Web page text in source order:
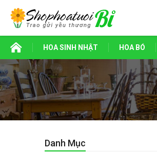
HOA SINH NHẬT HOA BÓ
Danh Mục